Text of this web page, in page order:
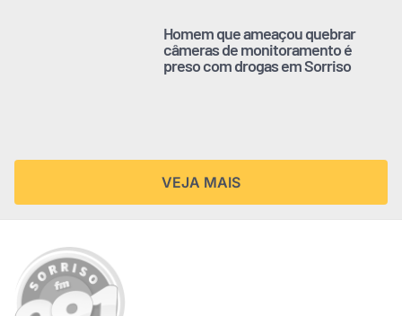
Homem que ameaçou quebrar
câmeras de monitoramento é
preso com drogas em Sorriso
VEJA MAIS